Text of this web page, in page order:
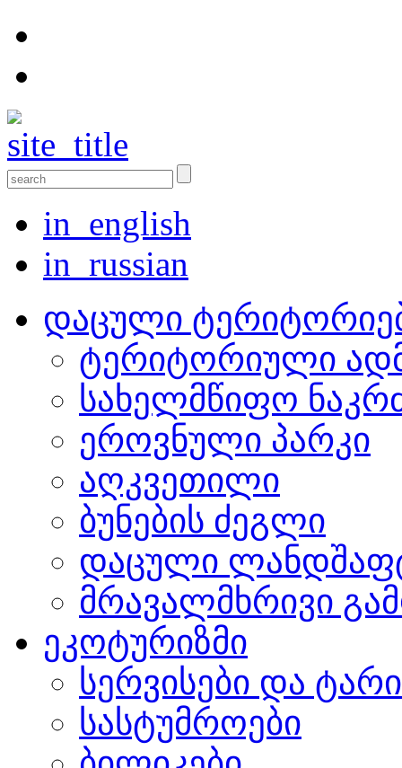
in_english
in_russian
დაცული
ტერიტორიული
სახელმწიფო
ეროვნული პარკი
აღკვეთილი
ბუნების ძეგლი
დაცული
მრავალმხრივი
ეკოტურიზმი
სერვისები და
სასტუმროები